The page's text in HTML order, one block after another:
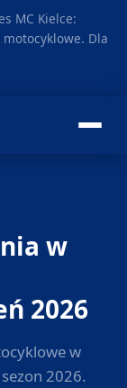
MC Kielce:
Dla
w
2026
w
2026.